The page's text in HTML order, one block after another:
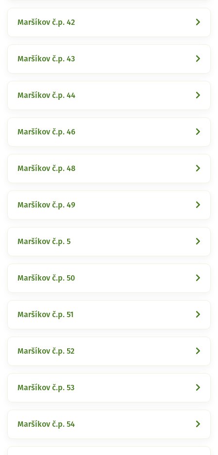
Maršíkov č.p. 42
Maršíkov č.p. 43
Maršíkov č.p. 44
Maršíkov č.p. 46
Maršíkov č.p. 48
Maršíkov č.p. 49
Maršíkov č.p. 5
Maršíkov č.p. 50
Maršíkov č.p. 51
Maršíkov č.p. 52
Maršíkov č.p. 53
Maršíkov č.p. 54